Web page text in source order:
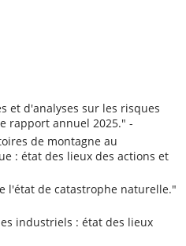
et d'analyses sur les risques
rapport annuel 2025." -
de montagne au
: état des lieux des actions et
l'état de catastrophe naturelle."
industriels : état des lieux